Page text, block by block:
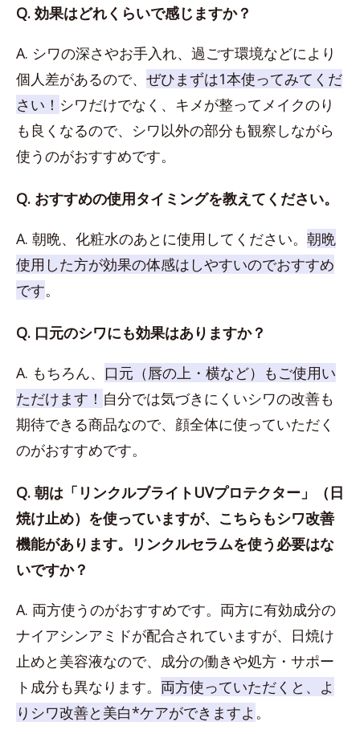
Q. 効果はどれくらいで感じますか？
A. シワの深さやお手入れ、過ごす環境などにより
個人差があるので、 ぜひまずは1本使ってみてくだ
さい！ シワだけでなく、キメが整ってメイクのり
も良くなるので、シワ以外の部分も観察しながら
使うのがおすすめです。
Q. おすすめの使用タイミングを教えてください。
A. 朝晩、化粧水のあとに使用してください。 朝晩
使用した方が効果の体感はしやすいのでおすすめ
です。
Q. 口元のシワにも効果はありますか？
A. もちろん、 口元（唇の上・横など）もご使用い
ただけます！ 自分では気づきにくいシワの改善も
期待できる商品なので、顔全体に使っていただく
のがおすすめです。
Q. 朝は「リンクルブライトUVプロテクター」（日
焼け止め）を使っていますが、こちらもシワ改善
機能があります。リンクルセラムを使う必要はな
いですか？
A. 両方使うのがおすすめです。両方に有効成分の
ナイアシンアミドが配合されていますが、日焼け
止めと美容液なので、成分の働きや処方・サポー
ト成分も異なります。 両方使っていただくと、よ
りシワ改善と美白*ケアができますよ 。